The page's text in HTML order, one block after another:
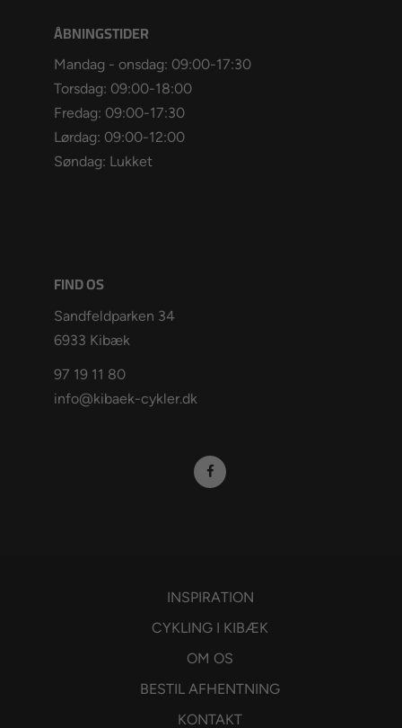
ÅBNINGSTIDER
Mandag - onsdag: 09:00-17:30
Torsdag: 09:00-18:00
Fredag: 09:00-17:30
Lørdag: 09:00-12:00
Søndag: Lukket
FIND OS
Sandfeldparken 34
6933 Kibæk
97 19 11 80
info@kibaek-cykler.dk
INSPIRATION
CYKLING I KIBÆK
OM OS
BESTIL AFHENTNING
KONTAKT